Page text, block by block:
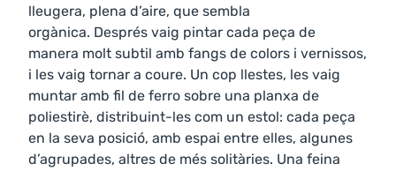
lleugera, plena d’aire, que sembla
orgànica. Després vaig pintar cada peça de
manera molt subtil amb fangs de colors i vernissos,
i les vaig tornar a coure. Un cop llestes, les vaig
muntar amb fil de ferro sobre una planxa de
poliestirè, distribuint-les com un estol: cada peça
en la seva posició, amb espai entre elles, algunes
d’agrupades, altres de més solitàries. Una feina